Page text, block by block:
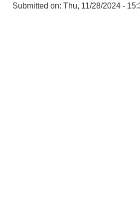
Submitted on: Thu, 11/28/2024 -